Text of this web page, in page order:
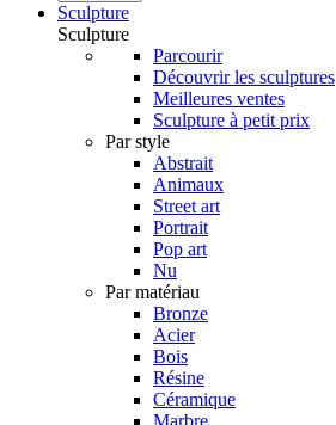
Sculpture
Sculpture
Parcourir
Découvrir les sculptures
Meilleures ventes
Sculpture à petit prix
Par style
Abstrait
Animaux
Street art
Portrait
Pop art
Nu
Par matériau
Bronze
Acier
Bois
Résine
Céramique
Marbre